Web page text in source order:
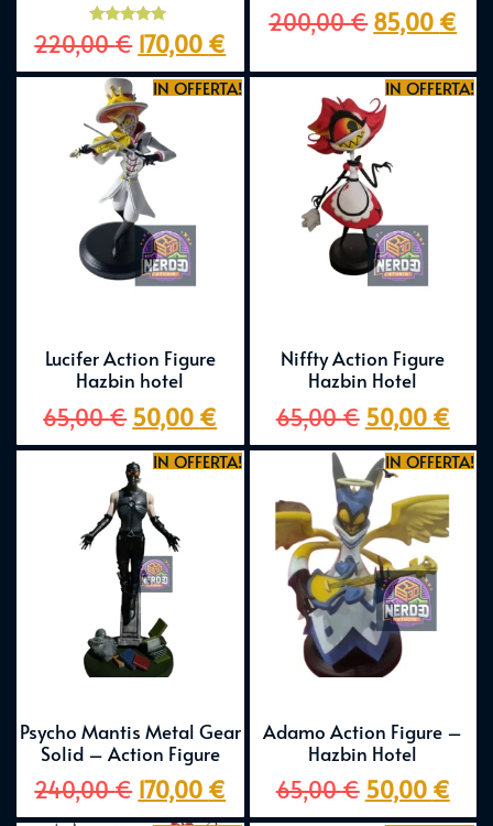
Valutato
5.00
220,00€ 170,00 €
Valutato
5.00
200,00€ 85,00 €
IN OFFERTA!
Lucifer Action Figure
Hazbin hotel
65,00€ 50,00 €
IN OFFERTA!
Niffty Action Figure
Hazbin Hotel
65,00€ 50,00 €
IN OFFERTA!
Psycho Mantis Metal Gear
Solid – Action Figure
240,00€ 170,00 €
IN OFFERTA!
Adamo Action Figure –
Hazbin Hotel
65,00€ 50,00 €